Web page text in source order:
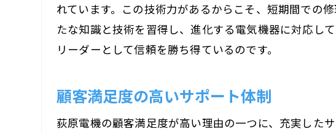
地域の皆様
地域イベン
産業用機
れています。この技術力があるからこそ、短期間での
たな知識と技術を習得し、進化する電気機器に対応し
リーダーとして信頼を勝ち得ているのです。
顧客満足度の高いサポート体制
荻原電機の顧客満足度が高い理由の一つに、充実した